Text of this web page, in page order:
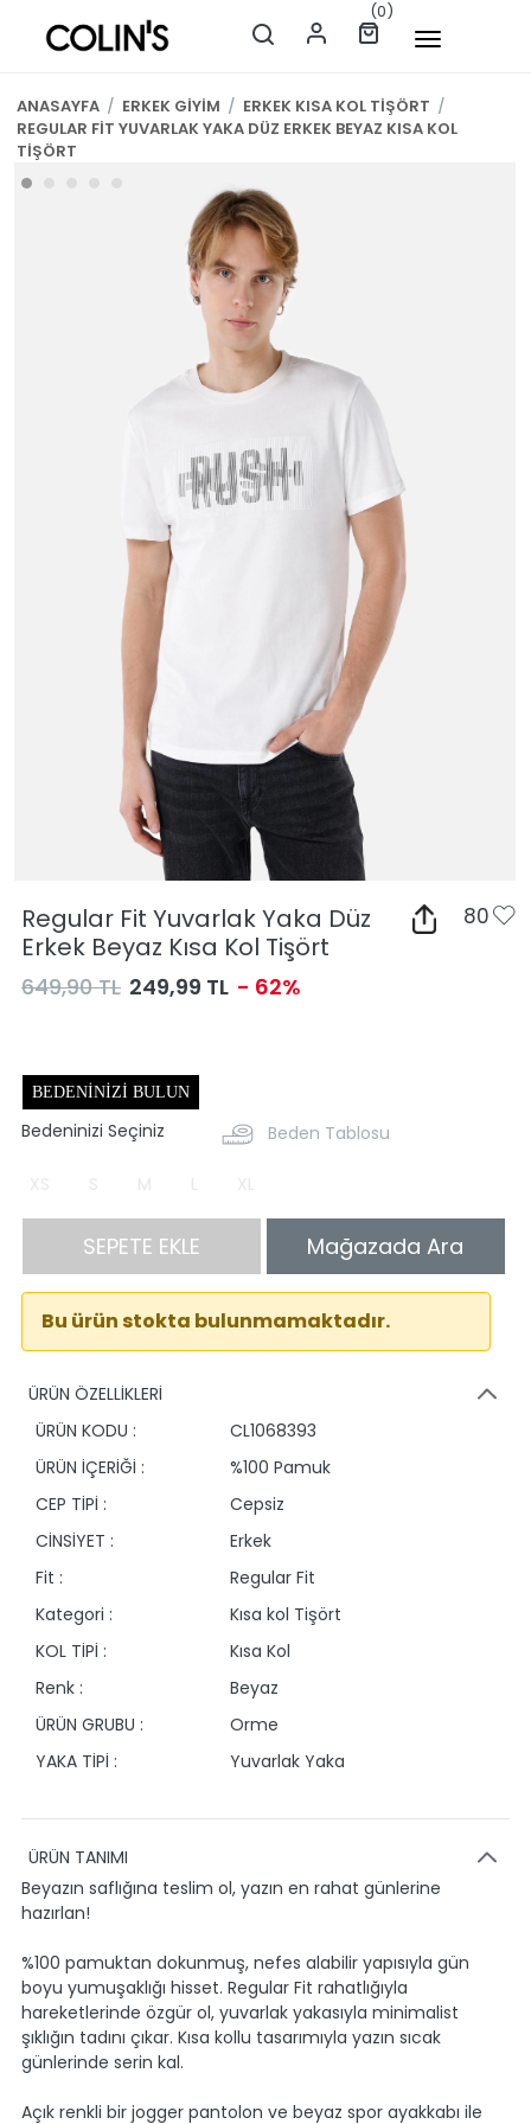
(0)
ANASAYFA / ERKEK GİYİM / ERKEK KISA KOL TİŞÖRT /
REGULAR FİT YUVARLAK YAKA DÜZ ERKEK BEYAZ KISA KOL
TİŞÖRT
Regular Fit Yuvarlak Yaka Düz
Erkek Beyaz Kısa Kol Tişört
80
649,90 TL 249,99 TL - 62%
BEDENINIZI BULUN
Bedeninizi Seçiniz Beden Tablosu
XS S M L XL
SEPETE EKLE Mağazada Ara
Bu ürün stokta bulunmamaktadır.
ÜRÜN ÖZELLİKLERİ
ÜRÜN KODU :
CL1068393
ÜRÜN İÇERİĞİ :
%100 Pamuk
CEP TİPİ :
Cepsiz
CİNSİYET :
Erkek
Fit :
Regular Fit
Kategori :
Kısa kol Tişört
KOL TİPİ :
Kısa Kol
Renk :
Beyaz
ÜRÜN GRUBU :
Orme
YAKA TİPİ :
Yuvarlak Yaka
ÜRÜN TANIMI
Beyazın saflığına teslim ol, yazın en rahat günlerine
hazırlan!
%100 pamuktan dokunmuş, nefes alabilir yapısıyla gün
boyu yumuşaklığı hisset. Regular Fit rahatlığıyla
hareketlerinde özgür ol, yuvarlak yakasıyla minimalist
şıklığın tadını çıkar. Kısa kollu tasarımıyla yazın sıcak
günlerinde serin kal.
Açık renkli bir jogger pantolon ve beyaz spor ayakkabı ile